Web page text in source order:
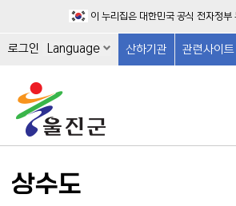
이 누리집은 대한민국 공식 전자정부
로그인 Language 산하기관 관련사이트
상수도